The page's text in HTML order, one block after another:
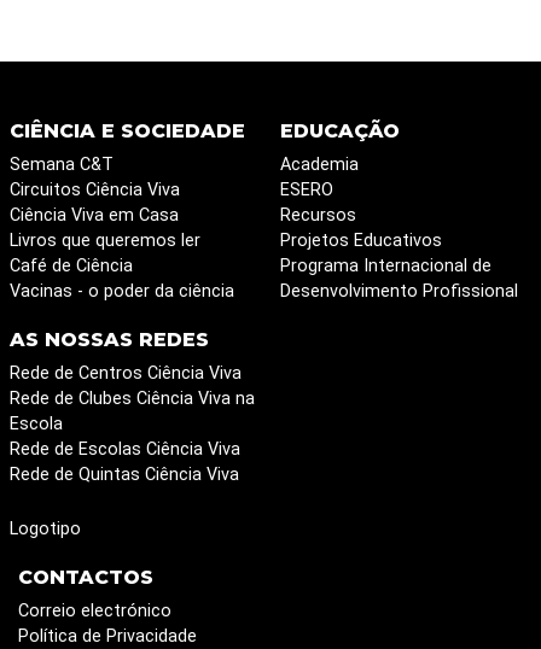
CIÊNCIA E SOCIEDADE
Semana C&T
Circuitos Ciência Viva
Ciência Viva em Casa
Livros que queremos ler
Café de Ciência
Vacinas - o poder da ciência
EDUCAÇÃO
Academia
ESERO
Recursos
Projetos Educativos
Programa Internacional de
Desenvolvimento Profissional
AS NOSSAS REDES
Rede de Centros Ciência Viva
Rede de Clubes Ciência Viva na
Escola
Rede de Escolas Ciência Viva
Rede de Quintas Ciência Viva
Logotipo
CONTACTOS
Correio electrónico
Política de Privacidade